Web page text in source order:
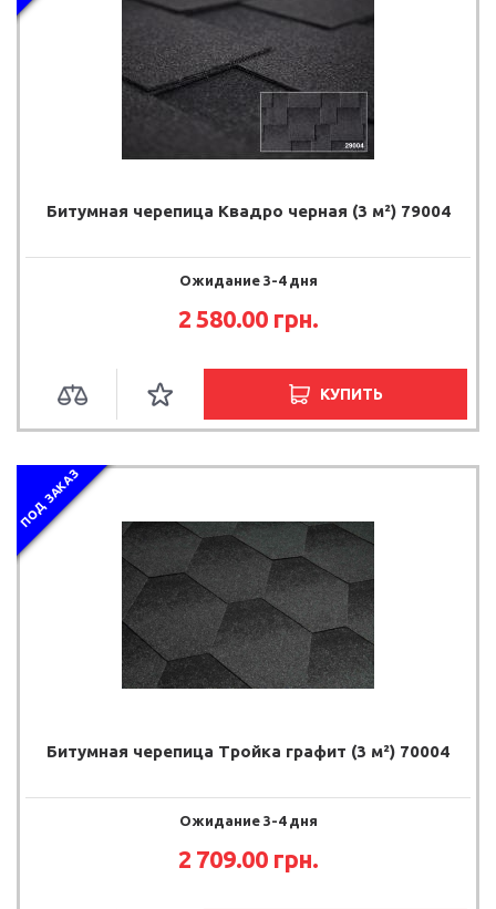
Битумная черепица Квадро черная (3 м²) 79004
Ожидание 3-4 дня
2 580.00 грн.
КУПИТЬ
ПОД ЗАКАЗ
Битумная черепица Тройка графит (3 м²) 70004
Ожидание 3-4 дня
2 709.00 грн.